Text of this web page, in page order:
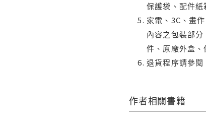
保護袋、配件紙
家電、3C、畫
內容之包裝部
件、原廠外盒
退貨程序請參
作者相關書籍